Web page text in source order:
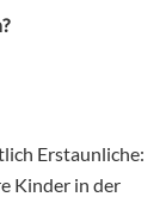
Erstaunliche:
Kinder in der